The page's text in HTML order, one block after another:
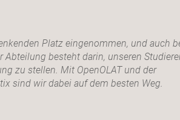
Platz eingenommen, und auch
besteht darin, unseren
zu stellen. Mit OpenOLAT und der
sind wir dabei auf dem besten Weg.